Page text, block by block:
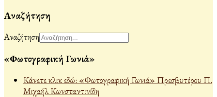
Αναζήτηση
Αναζήτηση
«Φωτογραφική Γωνιά»
Κάνετε κλικ εδώ: «Φωτογραφική Γωνιά» Πρεσβυτέρου Π.
Μιχαήλ Κωνσταντινίδη